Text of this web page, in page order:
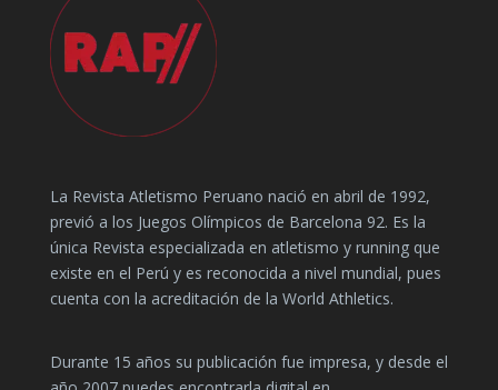
La Revista Atletismo Peruano nació en abril de 1992,
previó a los Juegos Olímpicos de Barcelona 92. Es la
única Revista especializada en atletismo y running que
existe en el Perú y es reconocida a nivel mundial, pues
cuenta con la acreditación de la World Athletics.
Durante 15 años su publicación fue impresa, y desde el